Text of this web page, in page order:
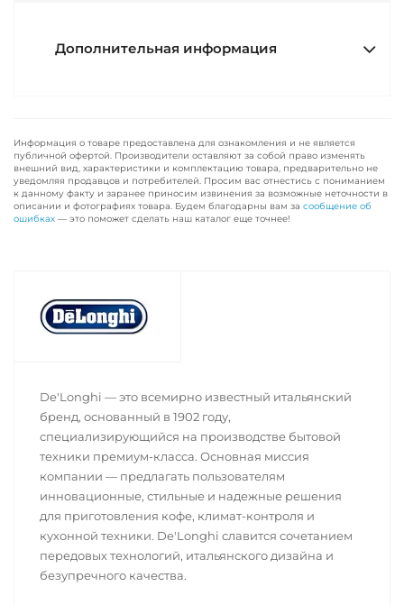
Дополнительная информация
Информация о товаре предоставлена для ознакомления и не является
публичной офертой. Производители оставляют за собой право изменять
внешний вид, характеристики и комплектацию товара, предварительно не
уведомляя продавцов и потребителей. Просим вас отнестись с пониманием
к данному факту и заранее приносим извинения за возможные неточности в
описании и фотографиях товара. Будем благодарны вам за сообщение об
ошибках — это поможет сделать наш каталог еще точнее!
De'Longhi — это всемирно известный итальянский
бренд, основанный в 1902 году,
специализирующийся на производстве бытовой
техники премиум-класса. Основная миссия
компании — предлагать пользователям
инновационные, стильные и надежные решения
для приготовления кофе, климат-контроля и
кухонной техники. De'Longhi славится сочетанием
передовых технологий, итальянского дизайна и
безупречного качества.